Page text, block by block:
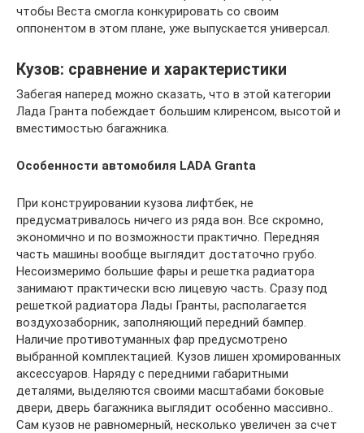
чтобы Веста смогла конкурировать со своим
оппонентом в этом плане, уже выпускается универсал.
Кузов: сравнение и характеристики
Забегая наперед можно сказать, что в этой категории
Лада Гранта побеждает большим клиренсом, высотой и
вместимостью багажника.
Особенности автомобиля LADA Granta
При конструировании кузова лифтбек, не
предусматривалось ничего из ряда вон. Все скромно,
экономично и по возможности практично. Передняя
часть машины вообще выглядит достаточно грубо.
Несоизмеримо большие фары и решетка радиатора
занимают практически всю лицевую часть. Сразу под
решеткой радиатора Лады Гранты, располагается
воздухозаборник, заполняющий передний бампер.
Наличие противотуманных фар предусмотрено
выбранной комплектацией. Кузов лишен хромированных
аксессуаров. Наряду с передними габаритными
деталями, выделяются своими масштабами боковые
двери, дверь багажника выглядит особенно массивно..
Сам кузов не равномерный, несколько увеличен за счет